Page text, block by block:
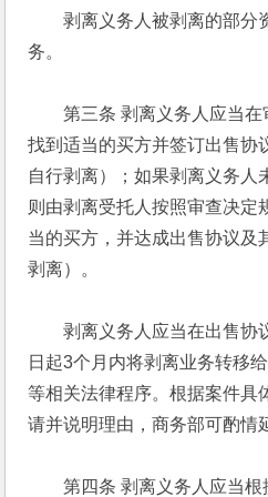
剥离义务人被剥离的部分
务。
第三条 剥离义务人应当在
找到适当的买方并签订出售协
自行剥离）；如果剥离义务人
则由剥离受托人按照审查决定
当的买方，并达成出售协议及
剥离）。
剥离义务人应当在出售协
日起3个月内将剥离业务转移
等相关法律程序。根据案件具
请并说明理由，商务部可酌情
第四条 剥离义务人应当根